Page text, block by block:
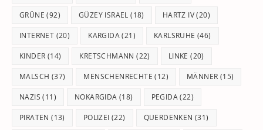
GRÜNE (92) GÜZEY ISRAEL (18) HARTZ IV(20)
INTERNET (20) KARGIDA(21) KARLSRUHE (46)
KINDER (14) KRETSCHMANN (22) LINKE (20)
MALSCH (37) MENSCHENRECHTE (12) MÄNNER (15)
NAZIS (11) NOKARGIDA (18) PEGIDA(22)
PIRATEN (13) POLIZEI (22) QUERDENKEN (31)